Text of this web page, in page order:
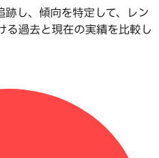
し、傾向を特定して、レン
る過去と現在の実績を比較し